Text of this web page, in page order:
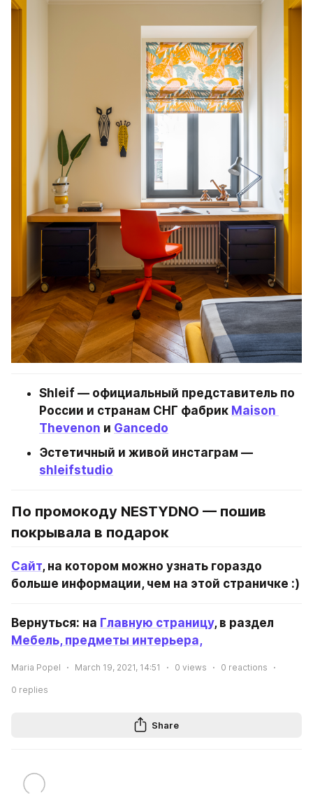
Shleif — официальный представитель по
России и странам СНГ фабрик Maison
Thevenon и Gancedo
shleifstudio
По промокоду NESTYDNO — пошив
покрывала в подарок
Сайт, на котором можно узнать гораздо
больше информации, чем на этой страничке :)
Вернуться: на Главную страницу
Мебель, предметы интерьера,
Maria Popel March 19, 2021, 14:51 0 views 0 reactions
0 replies
Share